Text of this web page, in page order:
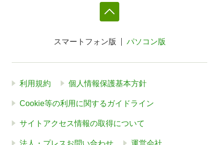
スマートフォン版 パソコン版
利用規約 個人情報保護基本方針
Cookie等の利用に関するガイドライン
サイトアクセス情報の取得について
法人・プレスお問い合わせ 運営会社